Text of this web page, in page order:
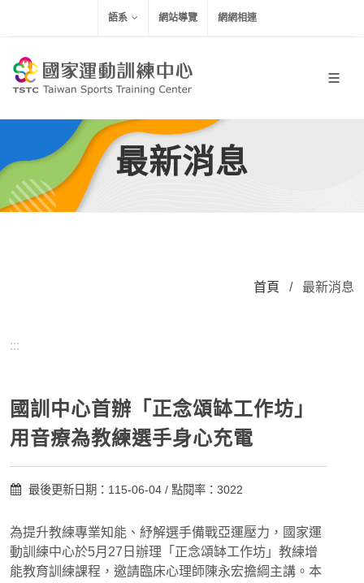
語系 網站導覽 網網相連
最新消息
首頁 / 最新消息
:::
國訓中心首辦「正念頌缽工作坊」
用音療為教練選手身心充電
最後更新日期：115-06-04 / 點閱率：3022
為提升教練專業知能、紓解選手備戰亞運壓力，國家運
動訓練中心於5月27日辦理「正念頌缽工作坊」教練增
能教育訓練課程，邀請臨床心理師陳永宏擔綱主講。本